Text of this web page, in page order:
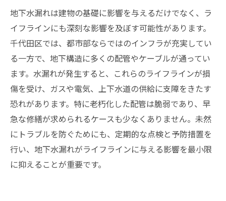
地下水漏れは建物の基礎に影響を与えるだけでなく、ラ
イフラインにも深刻な影響を及ぼす可能性があります。
千代田区では、都市部ならではのインフラが充実してい
る一方で、地下構造に多くの配管やケーブルが通ってい
ます。水漏れが発生すると、これらのライフラインが損
傷を受け、ガスや電気、上下水道の供給に支障をきたす
恐れがあります。特に老朽化した配管は脆弱であり、早
急な修繕が求められるケースも少なくありません。未然
にトラブルを防ぐためにも、定期的な点検と予防措置を
行い、地下水漏れがライフラインに与える影響を最小限
に抑えることが重要です。